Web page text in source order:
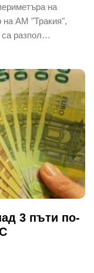
на
на АМ "Тракия",
разпол…
3 пъти пo-